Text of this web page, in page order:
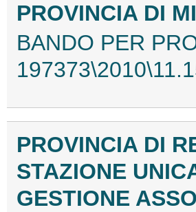
PROVINCIA DI
BANDO PER
PROVINCIA DI
STAZIONE
GESTIONE